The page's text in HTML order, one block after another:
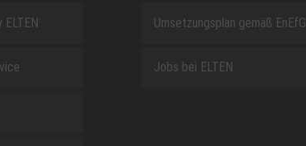
ELTEN Umsetzungsplan gemäß EnEfG
Jobs bei ELTEN